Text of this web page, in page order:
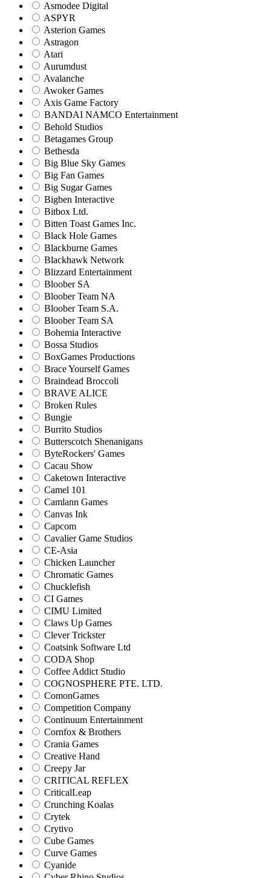
Asmodee Digital
ASPYR
Asterion Games
Astragon
Atari
Aurumdust
Avalanche
Awoker Games
Axis Game Factory
BANDAI NAMCO Entertainment
Behold Studios
Betagames Group
Bethesda
Big Blue Sky Games
Big Fan Games
Big Sugar Games
Bigben Interactive
Bitbox Ltd.
Bitten Toast Games Inc.
Black Hole Games
Blackburne Games
Blackhawk Network
Blizzard Entertainment
Bloober SA
Bloober Team NA
Bloober Team S.A.
Bloober Team SA
Bohemia Interactive
Bossa Studios
BoxGames Productions
Brace Yourself Games
Braindead Broccoli
BRAVE ALICE
Broken Rules
Bungie
Burrito Studios
Butterscotch Shenanigans
ByteRockers' Games
Cacau Show
Caketown Interactive
Camel 101
Camlann Games
Canvas Ink
Capcom
Cavalier Game Studios
CE-Asia
Chicken Launcher
Chromatic Games
Chucklefish
CI Games
CIMU Limited
Claws Up Games
Clever Trickster
Coatsink Software Ltd
CODA Shop
Coffee Addict Studio
COGNOSPHERE PTE. LTD.
ComonGames
Competition Company
Continuum Entertainment
Cornfox & Brothers
Crania Games
Creative Hand
Creepy Jar
CRITICAL REFLEX
CriticalLeap
Crunching Koalas
Crytek
Crytivo
Cube Games
Curve Games
Cyanide